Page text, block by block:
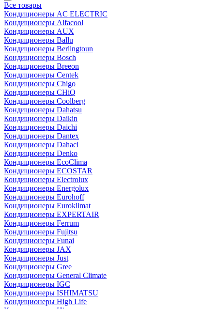
Все товары
Кондиционеры AC ELECTRIC
Кондиционеры Alfacool
Кондиционеры AUX
Кондиционеры Ballu
Кондиционеры Berlingtoun
Кондиционеры Bosch
Кондиционеры Breeon
Кондиционеры Centek
Кондиционеры Chigo
Кондиционеры CHiQ
Кондиционеры Coolberg
Кондиционеры Dahatsu
Кондиционеры Daikin
Кондиционеры Daichi
Кондиционеры Dantex
Кондиционеры Dahaci
Кондиционеры Denko
Кондиционеры EcoClima
Кондиционеры ECOSTAR
Кондиционеры Electrolux
Кондиционеры Energolux
Кондиционеры Eurohoff
Кондиционеры Euroklimat
Кондиционеры EXPERTAIR
Кондиционеры Ferrum
Кондиционеры Fujitsu
Кондиционеры Funai
Кондиционеры JAX
Кондиционеры Just
Кондиционеры Gree
Кондиционеры General Climate
Кондиционеры IGC
Кондиционеры ISHIMATSU
Кондиционеры High Life